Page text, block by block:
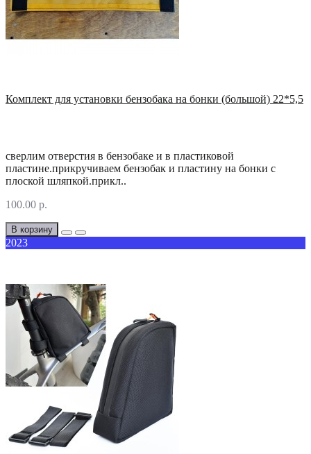
Комплект для установки бензобака на бонки (большой) 22*5,5
сверлим отверстия в бензобаке и в пластиковой
пластине.прикручиваем бензобак и пластину на бонки с
плоской шляпкой.прикл..
100.00 р.
В корзину
2023